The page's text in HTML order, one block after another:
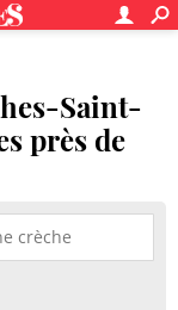
Saint-
près de